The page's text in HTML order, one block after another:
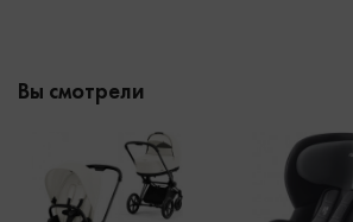
Вы смотрели